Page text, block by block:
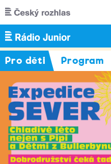
Přejít k hlavnímu obsahu
Pro děti Program